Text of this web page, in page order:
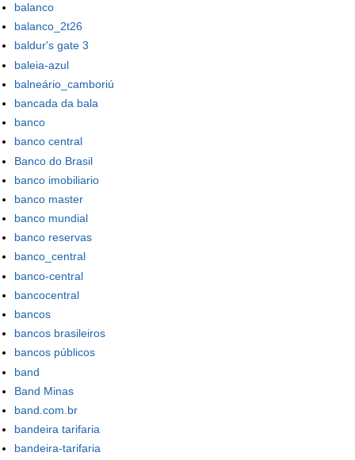
balanco
balanco_2t26
baldur's gate 3
baleia-azul
balneário_camboriú
bancada da bala
banco
banco central
Banco do Brasil
banco imobiliario
banco master
banco mundial
banco reservas
banco_central
banco-central
bancocentral
bancos
bancos brasileiros
bancos públicos
band
Band Minas
band.com.br
bandeira tarifaria
bandeira-tarifaria